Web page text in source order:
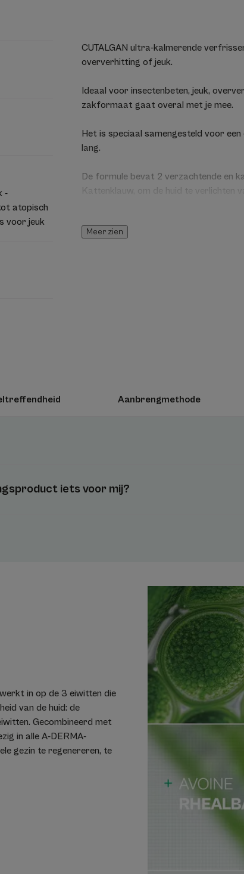
-
atopisch
voor jeuk
CUTALGAN ultra-kalmerende
oververhitting of jeuk.
Ideaal voor insectenbeten, jeuk,
zakformaat gaat overal met je mee.
Het is speciaal samengesteld voor
lang.
De formule bevat 2 verzachtende en
Kattenklauw, om de huid te verlichten
"verbandachtige" textuur die niet
worden ervaren¹.
Voordelen van
De roll-on heeft
gemakkelijk aan
zorgt voor een
effect.
¹patent
Geur van de
¹Klinisch onderzoek uitgevoerd bij 60
Meer zien
Aanbrengmethode
iets voor mij?
in op de 3 eiwitten die
van de huid: de
Gecombineerd met
in alle A-DERMA-
gezin te regenereren, te